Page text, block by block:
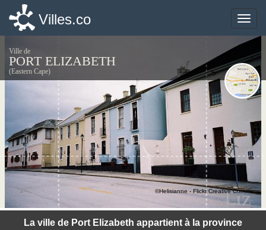
Toggle
Villes.co
Ville de
PORT ELIZABETH
(Eastern Cape)
La ville de Port Elizabeth appartient à la province
©Helisianne - Flickr Creative Commons
Toggle
Villes.co